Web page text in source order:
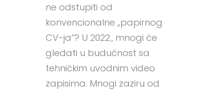
ne odstupiti od
konvencionalne „papirnog
CV-ja“? U 2022., mnogi će
gledati u budućnost sa
tehničkim uvodnim video
zapisima. Mnogi zaziru od